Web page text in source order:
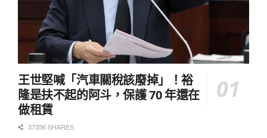
王世堅喊「汽車關稅該廢掉」！裕
隆是扶不起的阿斗，保護 70 年還在
做租賃
37356 SHARES